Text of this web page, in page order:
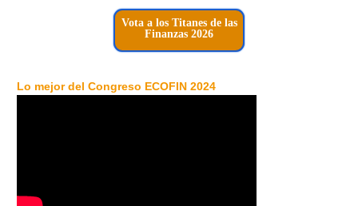
Vota a los Titanes de las
Finanzas 2026
Lo mejor del Congreso ECOFIN 2024